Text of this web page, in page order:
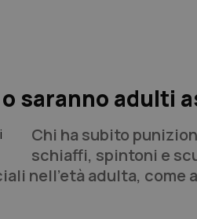
saranno adulti
Chi ha subito
schiaffi, spintoni e
nell’età adulta,